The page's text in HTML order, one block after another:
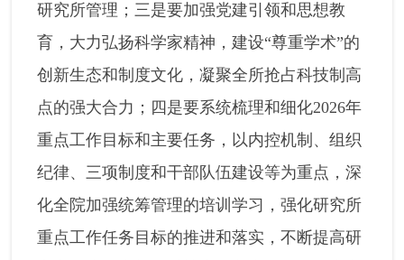
研究所管理；三是要加强党建引领和思想教
育，大力弘扬科学家精神，建设“尊重学术”的
创新生态和制度文化，凝聚全所抢占科技制高
点的强大合力；四是要系统梳理和细化2026年
重点工作目标和主要任务，以内控机制、组织
纪律、三项制度和干部队伍建设等为重点，深
化全院加强统筹管理的培训学习，强化研究所
重点工作任务目标的推进和落实，不断提高研